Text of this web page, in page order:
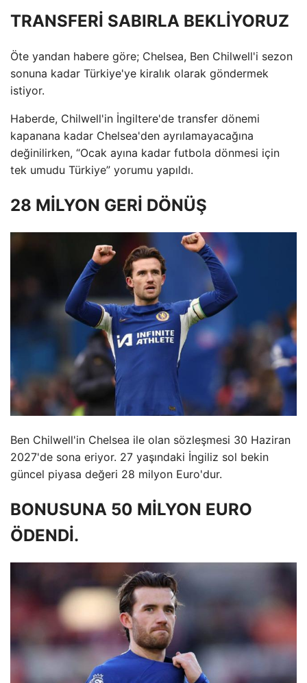
TRANSFERİ SABIRLA BEKLİYORUZ
Öte yandan habere göre; Chelsea, Ben Chilwell'i sezon
sonuna kadar Türkiye'ye kiralık olarak göndermek
istiyor.
Haberde, Chilwell'in İngiltere'de transfer dönemi
kapanana kadar Chelsea'den ayrılamayacağına
değinilirken, “Ocak ayına kadar futbola dönmesi için
tek umudu Türkiye” yorumu yapıldı.
28 MİLYON GERİ DÖNÜŞ
Ben Chilwell'in Chelsea ile olan sözleşmesi 30 Haziran
2027'de sona eriyor. 27 yaşındaki İngiliz sol bekin
güncel piyasa değeri 28 milyon Euro'dur.
BONUSUNA 50 MİLYON EURO
ÖDENDİ.